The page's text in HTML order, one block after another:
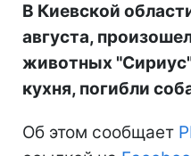
В Киевской
августа,
животных
кухня, погибли
Об этом сообщает